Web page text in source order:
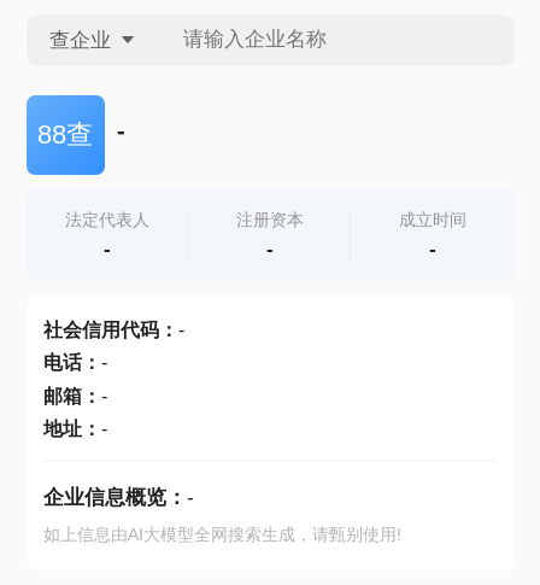
查企业
查企业
查产地
88查 -
法定代表人
-
注册资本
-
成立时间
-
社会信用代码： -
电话： -
邮箱： -
地址： -
企业信息概览： -
如上信息由AI大模型全网搜索生成，请甄别使用!